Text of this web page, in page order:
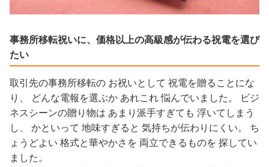
事務所移転祝いに、価格以上の高級感が伝わる祝電を選び
たい
取引先の事務所移転の お祝いとして 祝電を贈ることにな
り、 どんな電報を選ぶか あれこれ 悩んでいました。 ビジ
ネスシーンの贈り物は あまり派手すぎても 浮いてしまう
し、 かといって 地味すぎると 気持ちが伝わりにくい。 ち
ょうどよい 格式と華やかさを 両立できるものを 探してい
ました。